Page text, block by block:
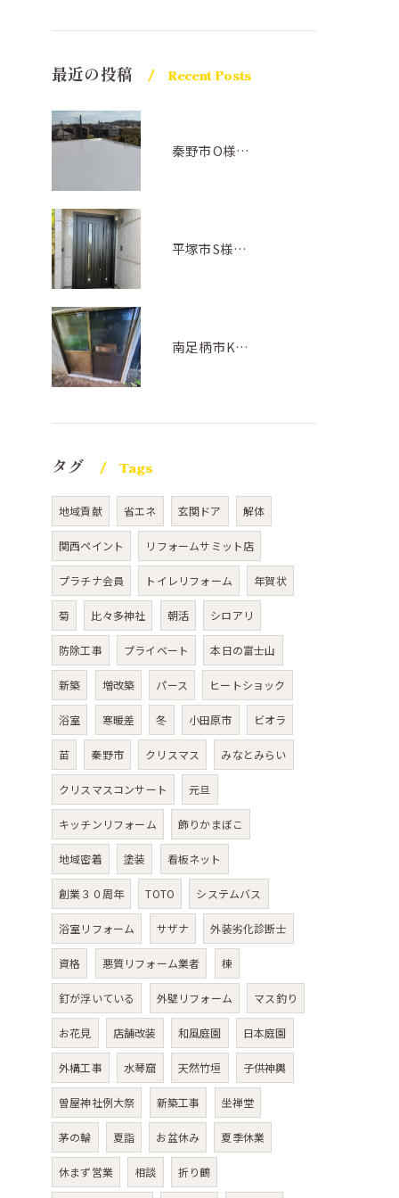
最近の投稿 Recent Posts
秦野市O様邸屋上防水(アトレーヌ グレー)
平塚市S様邸(ドアリフォーム)
南足柄市K様邸(サッシ交換工事)
タグ Tags
地域貢献 省エネ 玄関ドア 解体
関西ペイント リフォームサミット店
プラチナ会員 トイレリフォーム 年賀状
菊 比々多神社 朝活 シロアリ
防除工事 プライベート 本日の富士山
新築 増改築 パース ヒートショック
浴室 寒暖差 冬 小田原市 ビオラ
苗 秦野市 クリスマス みなとみらい
クリスマスコンサート 元旦
キッチンリフォーム 飾りかまぼこ
地域密着 塗装 看板ネット
創業３０周年 TOTO システムバス
浴室リフォーム サザナ 外装劣化診断士
資格 悪質リフォーム業者 棟
釘が浮いている 外壁リフォーム マス釣り
お花見 店舗改装 和風庭園 日本庭園
外構工事 水琴窟 天然竹垣 子供神輿
曽屋神社例大祭 新築工事 坐禅堂
茅の輪 夏詣 お盆休み 夏季休業
休まず営業 相談 折り鶴